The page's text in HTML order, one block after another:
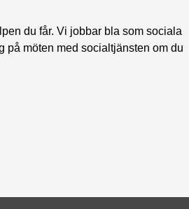
du får. Vi jobbar bla som sociala
på möten med socialtjänsten om du